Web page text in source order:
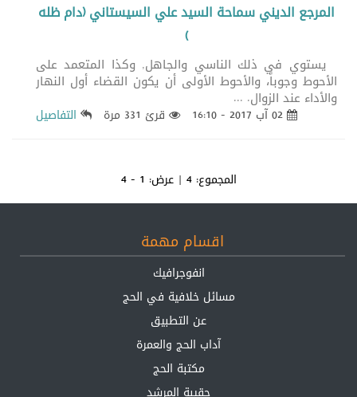
المرجع الديني سماحة السيد علي السيستاني (دام ظله
)
يستوي في ذلك الناسي والجاهل, وكذا المتعمد على
الأحوط وجوباً، والأحوط الأولى أن يكون القضاء أول النهار
والأداء عند الزوال. ...
قرئ 331 مرة التفاصيل
المجموع:4 | عرض: 1 - 4
اقسام مهمة
انفوجرافيك
مسائل خلافية في الحج
عن التطبيق
آداب الحج والعمرة
مكتبة الحج
حقيبة المرشد